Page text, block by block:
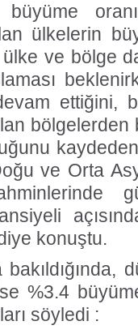
büyüme
ülkelerin
ve bölge
ettiğini,
ve Orta
konuştu.
%3.4
söyledi :